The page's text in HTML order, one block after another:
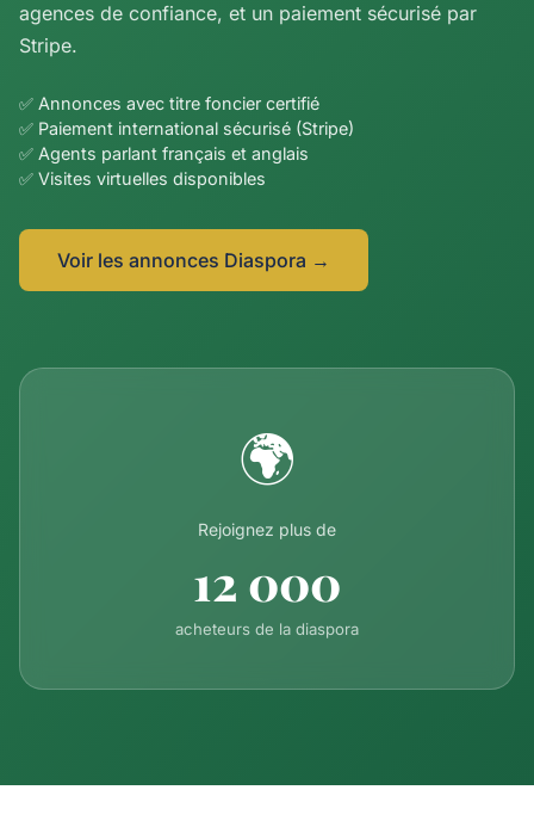
agences de confiance, et un paiement sécurisé par
Stripe.
✅ Annonces avec titre foncier certifié
✅ Paiement international sécurisé (Stripe)
✅ Agents parlant français et anglais
✅ Visites virtuelles disponibles
Voir les annonces Diaspora →
🌍
Rejoignez plus de
12 000
acheteurs de la diaspora